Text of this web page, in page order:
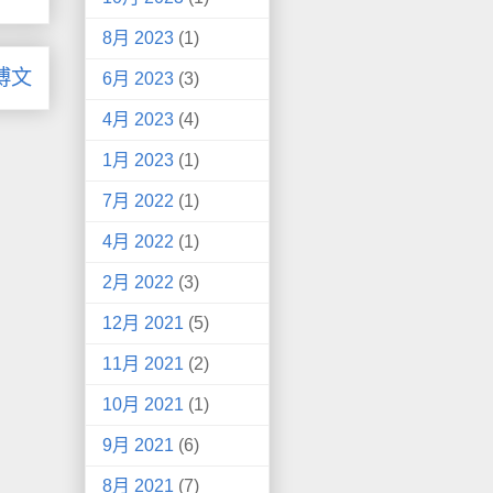
文
8月 2023 (1)
6月 2023 (3)
4月 2023 (4)
1月 2023 (1)
7月 2022 (1)
4月 2022 (1)
2月 2022 (3)
12月 2021 (5)
11月 2021 (2)
10月 2021 (1)
9月 2021 (6)
8月 2021 (7)